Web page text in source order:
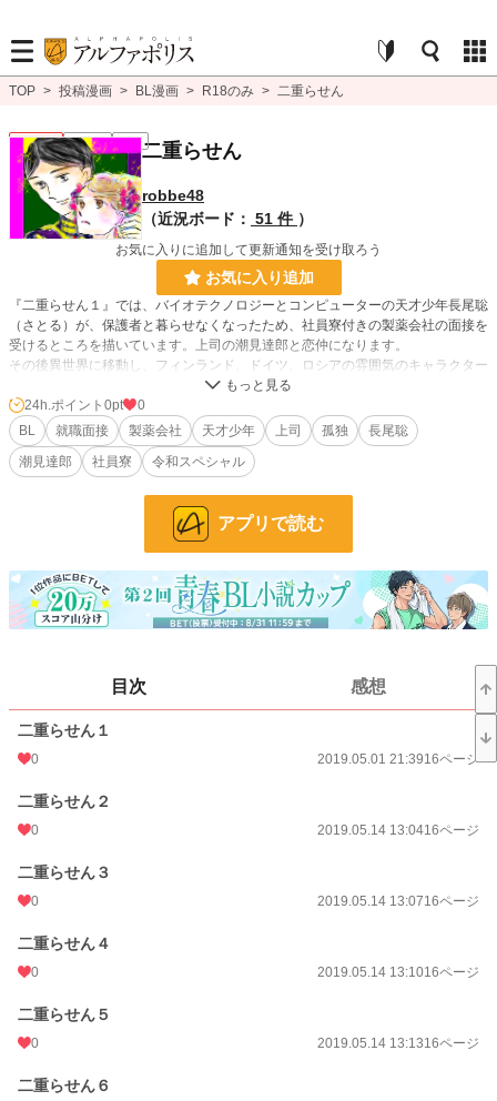
TOP > 投稿漫画 > BL漫画 > R18のみ > 二重らせん
BL R18 連載中 R18二重らせん
robbe48
（近況ボード： 51 件 ）
お気に入りに追加して更新通知を受け取ろう
お気に入り追加
『二重らせん１』では、バイオテクノロジーとコンピューターの天才少年長尾聡
（さとる）が、保護者と暮らせなくなったため、社員寮付きの製薬会社の面接を
受けるところを描いています。上司の潮見達郎と恋仲になります。
その後異世界に移動し、フィンランド、ドイツ、ロシアの雰囲気のキャラクター
が登場し、その後また場面が変わってSF風の世界に変わります。
いろいろややこしいですが、読んでいただけたら幸いです。また、シリーズの話
を別々にアップしてはいけないということを知らず、前にアップロードしていた
個別の話は非表示になってしまいました。同時にいいね！や感想も非表示になっ
てしまいましたので、最初から全部順番にアップしたので、また読んでいただい
1,406 位 / 1,406 件
BL R18 327 位 / 327 件
お気に入り 8
1,016
更新日時 2020.09.12 19:03
初回公開日時
週間ポイント 7 pt (666 位)
年間ポイント 70 pt (1,291 位)
24h.ポイント 0pt
0
BL
就職面接 製薬会社 天才少年 上司 孤独
長尾聡
潮見達郎
社員寮 令和スペシャル
アプリで読む
目次 感想
二重らせん１
0 2019.05.01 21:3916ページ
二重らせん２
0 2019.05.14 13:0416ページ
二重らせん３
0 2019.05.14 13:0716ページ
二重らせん４
0 2019.05.14 13:1016ページ
二重らせん５
0 2019.05.14 13:1316ページ
二重らせん６